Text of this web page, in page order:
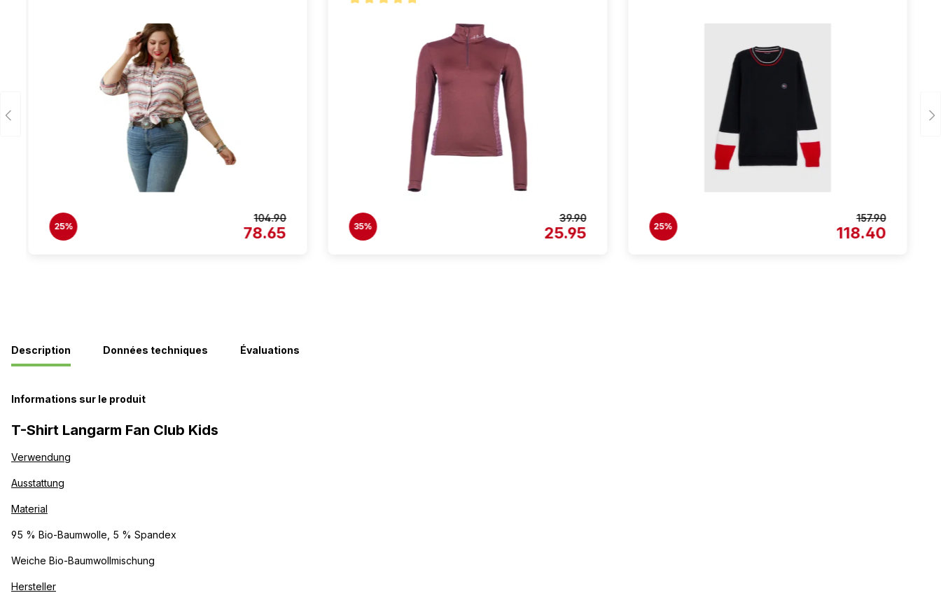
25%
104.90
78.65 35%
39.90
25.95 25%
157.90
118.40
Description Données techniques Évaluations
Informations sur le produit
T-Shirt Langarm Fan Club Kids
Verwendung
Ausstattung
Material
95 % Bio-Baumwolle, 5 % Spandex
Weiche Bio-Baumwollmischung
Hersteller